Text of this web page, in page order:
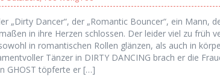
„Dirty Dancer“, der „Romantic Bouncer“, ein Mann,
in ihre Herzen schlossen. Der leider viel zu früh
in romantischen Rollen glänzen, als auch in
Tänzer in DIRTY DANCING brach er die
GHOST töpferte er […]